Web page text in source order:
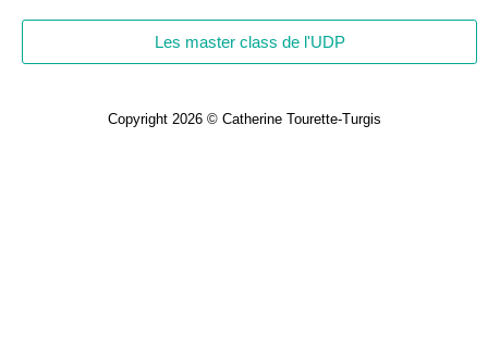
Les master class de l'UDP
Copyright 2026 © Catherine Tourette-Turgis